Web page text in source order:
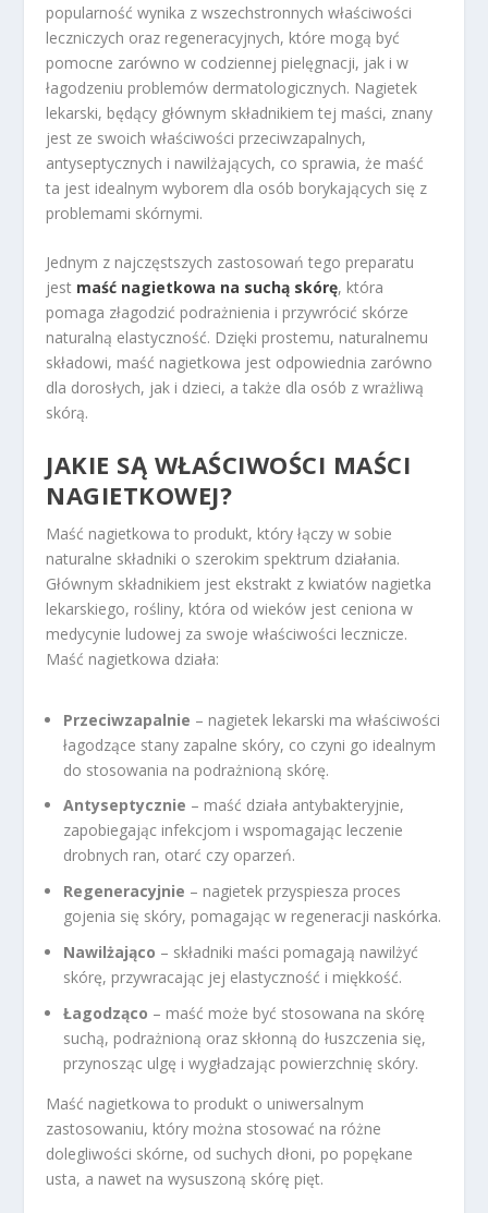
popularność wynika z wszechstronnych właściwości
leczniczych oraz regeneracyjnych, które mogą być
pomocne zarówno w codziennej pielęgnacji, jak i w
łagodzeniu problemów dermatologicznych. Nagietek
lekarski, będący głównym składnikiem tej maści, znany
jest ze swoich właściwości przeciwzapalnych,
antyseptycznych i nawilżających, co sprawia, że maść
ta jest idealnym wyborem dla osób borykających się z
problemami skórnymi.
Jednym z najczęstszych zastosowań tego preparatu
jest maść nagietkowa na suchą skórę, która
pomaga złagodzić podrażnienia i przywrócić skórze
naturalną elastyczność. Dzięki prostemu, naturalnemu
składowi, maść nagietkowa jest odpowiednia zarówno
dla dorosłych, jak i dzieci, a także dla osób z wrażliwą
skórą.
JAKIE SĄ WŁAŚCIWOŚCI MAŚCI
NAGIETKOWEJ?
Maść nagietkowa to produkt, który łączy w sobie
naturalne składniki o szerokim spektrum działania.
Głównym składnikiem jest ekstrakt z kwiatów nagietka
lekarskiego, rośliny, która od wieków jest ceniona w
medycynie ludowej za swoje właściwości lecznicze.
Maść nagietkowa działa:
Przeciwzapalnie – nagietek lekarski ma właściwości
łagodzące stany zapalne skóry, co czyni go idealnym
do stosowania na podrażnioną skórę.
Antyseptycznie – maść działa antybakteryjnie,
zapobiegając infekcjom i wspomagając leczenie
drobnych ran, otarć czy oparzeń.
Regeneracyjnie – nagietek przyspiesza proces
gojenia się skóry, pomagając w regeneracji naskórka.
Nawilżająco – składniki maści pomagają nawilżyć
skórę, przywracając jej elastyczność i miękkość.
Łagodząco – maść może być stosowana na skórę
suchą, podrażnioną oraz skłonną do łuszczenia się,
przynosząc ulgę i wygładzając powierzchnię skóry.
Maść nagietkowa to produkt o uniwersalnym
zastosowaniu, który można stosować na różne
dolegliwości skórne, od suchych dłoni, po popękane
usta, a nawet na wysuszoną skórę pięt.